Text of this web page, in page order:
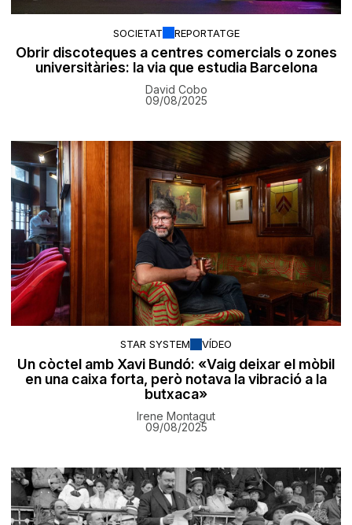
SOCIETAT REPORTATGE
Obrir discoteques a centres comercials o zones
universitàries: la via que estudia Barcelona
David Cobo
09/08/2025
STAR SYSTEM VÍDEO
Un còctel amb Xavi Bundó: «Vaig deixar el mòbil
en una caixa forta, però notava la vibració a la
butxaca»
Irene Montagut
09/08/2025